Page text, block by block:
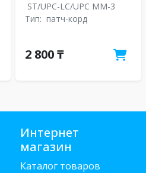
ST/UPC-LC/UPC MM-3
Тип: патч-корд
2 800 ₸
Интернет
магазин
Каталог товаров